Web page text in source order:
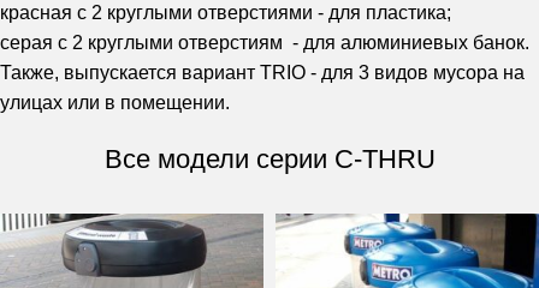
красная с 2 круглыми отверстиями - для пластика;
серая с 2 круглыми отверстиям - для алюминиевых банок.
Также, выпускается вариант TRIO - для 3 видов мусора на
улицах или в помещении.
Все модели серии C-THRU